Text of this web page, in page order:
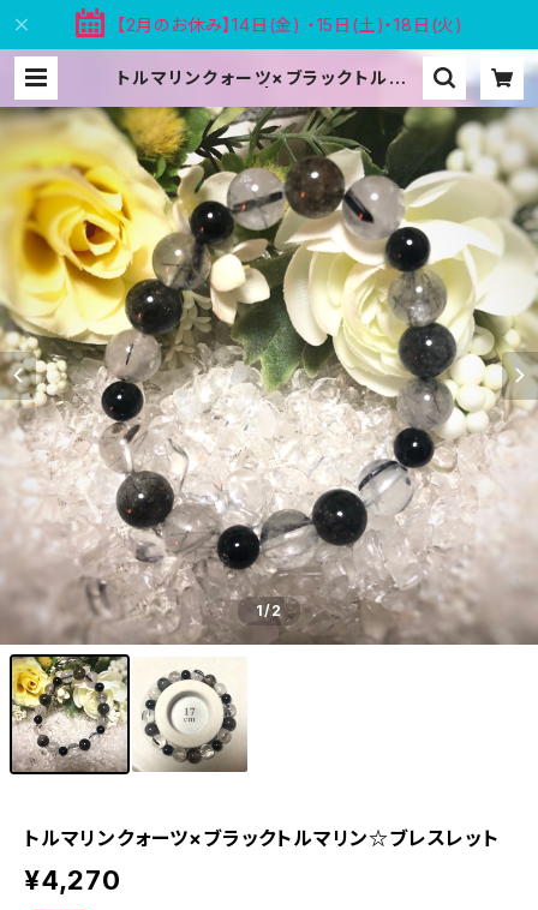
【2月のお休み】14日(金) ・15日(土)・18日(火)
トルマリンクォーツ×ブラックトルマリ
ー Blooms
1/2
トルマリンクォーツ×ブラックトルマリン☆ブレスレット
¥4,270